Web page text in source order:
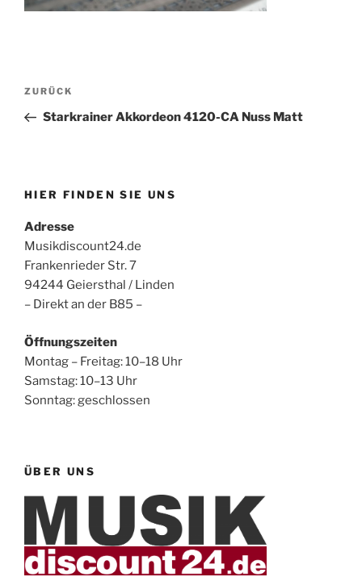
Beitragsnavigation
Vorheriger
Beitrag
ZURÜCK
Starkrainer Akkordeon 4120-CA Nuss Matt
HIER FINDEN SIE UNS
Adresse
Musikdiscount24.de
Frankenrieder Str. 7
94244 Geiersthal / Linden
– Direkt an der B85 –
Öffnungszeiten
Montag – Freitag: 10–18 Uhr
Samstag: 10–13 Uhr
Sonntag: geschlossen
ÜBER UNS